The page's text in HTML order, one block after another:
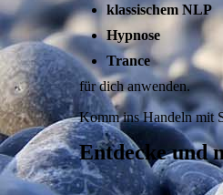
klassischem NLP
Hypnose
Trance
für dich anwenden.
Komm ins Handeln mit
Entdecke und